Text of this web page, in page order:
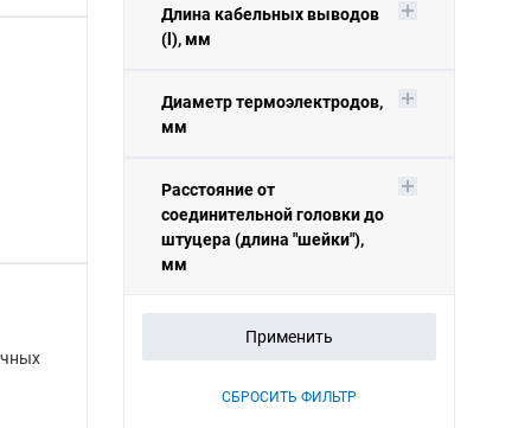
Длина кабельных выводов
(l), мм
Диаметр термоэлектродов,
мм
Расстояние от
соединительной головки до
штуцера (длина "шейки"),
мм
Применить
СБРОСИТЬ ФИЛЬТР